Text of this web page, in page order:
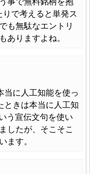
で考えると単発ス
も無駄なエントリ
ありますよね。
に人工知能を使っ
ときは本当に人工知
う宣伝文句を使い
したが、そこそこ
ます。